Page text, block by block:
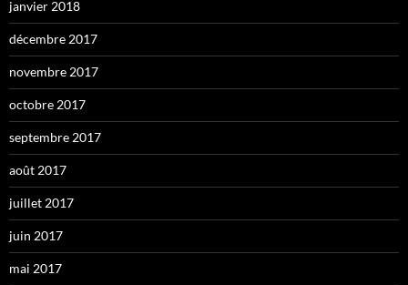
janvier 2018
décembre 2017
novembre 2017
octobre 2017
septembre 2017
août 2017
juillet 2017
juin 2017
mai 2017